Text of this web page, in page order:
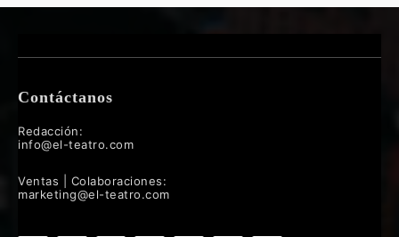
Contáctanos
Redacción:
info@el-teatro.com
Ventas | Colaboraciones:
marketing@el-teatro.com